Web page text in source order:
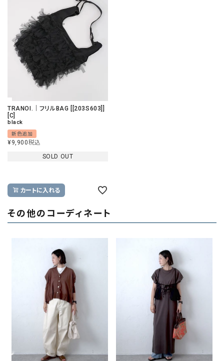
TRANOI.｜フリルBAG [[203S603]]
[C]
black
新色追加
¥9,900税込
SOLD OUT
カートに入れる
その他のコーディネート